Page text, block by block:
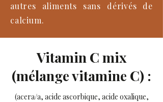
autres aliments sans dérivés de
calcium.
Vitamin C mix
(mélange vitamine C) :
(acera/a, acide ascorbique, acide oxalique,